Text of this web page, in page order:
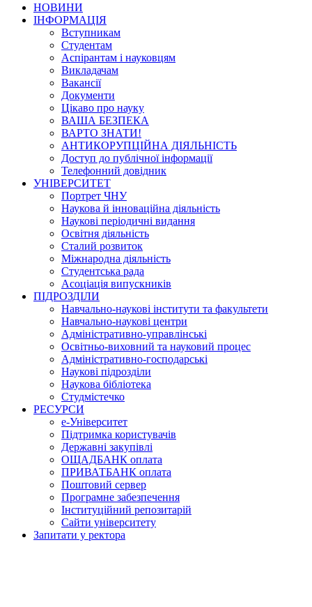
НОВИНИ
ІНФОРМАЦІЯ
Вступникам
Студентам
Аспірантам і науковцям
Викладачам
Вакансії
Документи
Цікаво про науку
ВАША БЕЗПЕКА
ВАРТО ЗНАТИ!
АНТИКОРУПЦІЙНА ДІЯЛЬНІСТЬ
Доступ до публічної інформації
Телефонний довідник
УНІВЕРСИТЕТ
Портрет ЧНУ
Наукова й інноваційна діяльність
Наукові періодичні видання
Освітня діяльність
Сталий розвиток
Міжнародна діяльність
Студентська рада
Асоціація випускників
ПІДРОЗДІЛИ
Навчально-наукові інститути та факультети
Навчально-наукові центри
Адміністративно-управлінські
Освітньо-виховний та науковий процес
Адміністративно-господарські
Наукові підрозділи
Наукова бібліотека
Студмістечко
РЕСУРСИ
е-Університет
Підтримка користувачів
Державні закупівлі
ОЩАДБАНК оплата
ПРИВАТБАНК оплата
Поштовий сервер
Програмне забезпечення
Інституційний репозитарій
Сайти університету
Запитати у ректора